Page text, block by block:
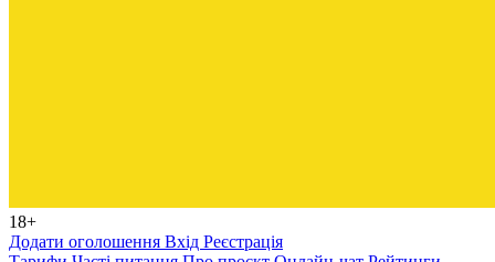
18+
Додати оголошення Вхід Реєстрація